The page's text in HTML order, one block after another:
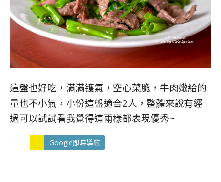
這盤也好吃，滿滿镬氣，空心菜脆，牛肉嫩給的
量也不小氣，小份這盤適合2人，整體來說有經
過可以試試看我覺得這兩樣都表現優秀~
Google即時導航